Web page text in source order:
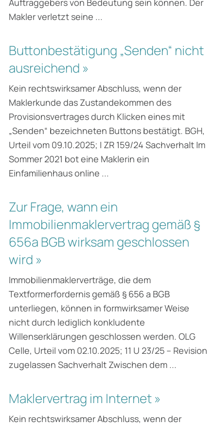
Makler verletzt seine ...
Buttonbestätigung „Senden“ nicht
ausreichend »
Kein rechtswirksamer Abschluss, wenn der
Maklerkunde das Zustandekommen des
Provisionsvertrages durch Klicken eines mit
„Senden“ bezeichneten Buttons bestätigt. BGH,
Urteil vom 09.10.2025; I ZR 159/24 Sachverhalt Im
Sommer 2021 bot eine Maklerin ein
Einfamilienhaus online ...
Zur Frage, wann ein
Immobilienmaklervertrag gemäß §
656a BGB wirksam geschlossen
wird »
Immobilienmaklerverträge, die dem
Textformerfordernis gemäß § 656 a BGB
unterliegen, können in formwirksamer Weise
nicht durch lediglich konkludente
Willenserklärungen geschlossen werden. OLG
Celle, Urteil vom 02.10.2025; 11 U 23/25 – Revision
zugelassen Sachverhalt Zwischen dem ...
Maklervertrag im Internet »
Kein rechtswirksamer Abschluss, wenn der